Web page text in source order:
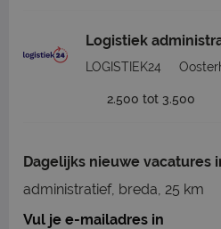
Logistiek
LOGISTIEK24
2.500 tot 3.500
Dagelijks nieuwe vacatures
administratief, breda, 25 km
Vul je e-mailadres in